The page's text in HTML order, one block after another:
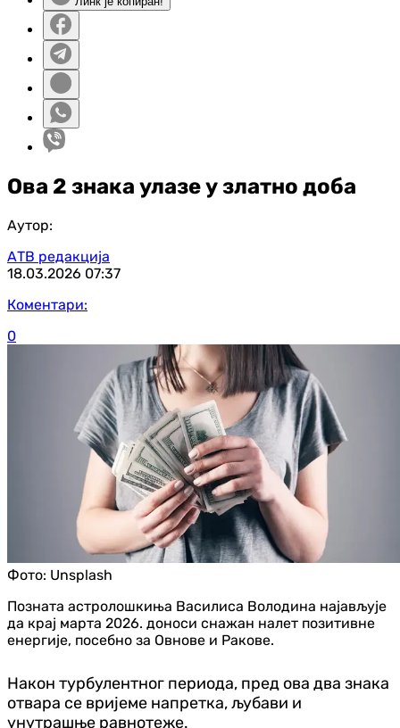
Ова 2 знака улазе у златно доба
Аутор:
АТВ редакција
18.03.2026 07:37
Коментари:
0
Фото: Unsplash
Позната астролошкиња Василиса Володина најављује
да крај марта 2026. доноси снажан налет позитивне
енергије, посебно за Овнове и Ракове.
Након турбулентног периода, пред ова два знака
отвара се вријеме напретка, љубави и
унутрашње равнотеже.